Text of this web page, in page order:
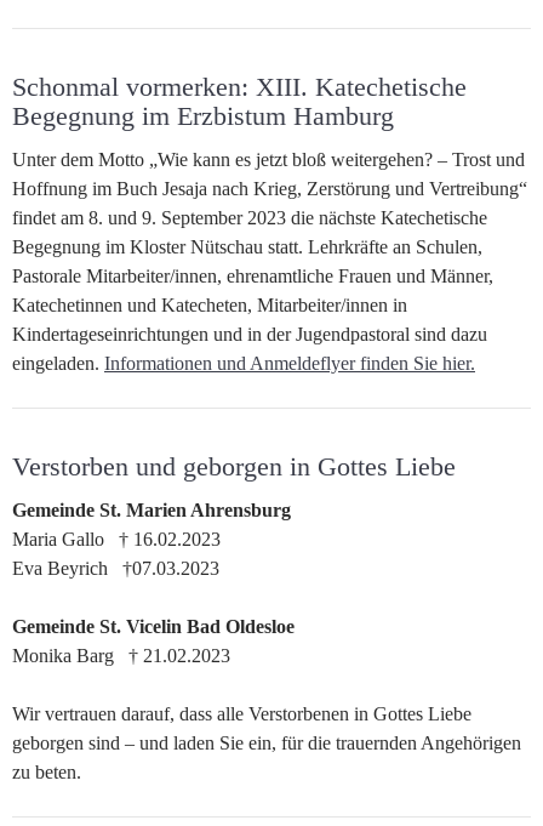
Schonmal vormerken: XIII. Katechetische
Begegnung im Erzbistum Hamburg
Unter dem Motto „Wie kann es jetzt bloß weitergehen? – Trost und
Hoffnung im Buch Jesaja nach Krieg, Zerstörung und Vertreibung“
findet am 8. und 9. September 2023 die nächste Katechetische
Begegnung im Kloster Nütschau statt. Lehrkräfte an Schulen,
Pastorale Mitarbeiter/innen, ehrenamtliche Frauen und Männer,
Katechetinnen und Katecheten, Mitarbeiter/innen in
Kindertageseinrichtungen und in der Jugendpastoral sind dazu
eingeladen. Informationen und Anmeldeflyer finden Sie hier.
Verstorben und geborgen in Gottes Liebe
Gemeinde St. Marien Ahrensburg
Maria Gallo † 16.02.2023
Eva Beyrich †07.03.2023
Gemeinde St. Vicelin Bad Oldesloe
Monika Barg † 21.02.2023
Wir vertrauen darauf, dass alle Verstorbenen in Gottes Liebe
geborgen sind – und laden Sie ein, für die trauernden Angehörigen
zu beten.